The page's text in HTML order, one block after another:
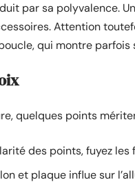
par sa polyvalence.
Attention
qui montre parfois
quelques points
des points, fuyez les
et plaque influe sur